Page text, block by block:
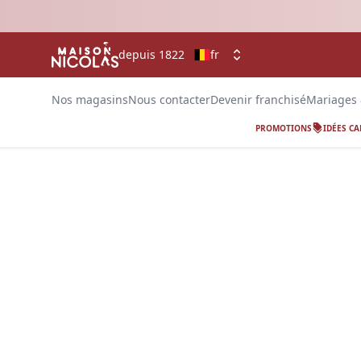
depuis 1822 fr
Nos magasinsNous contacterDevenir franchiséMariages
PROMOTIONS IDÉES